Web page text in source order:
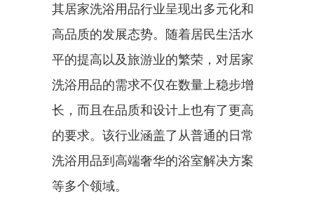
其居家洗浴用品行业呈现出多元化和
高品质的发展态势。随着居民生活水
平的提高以及旅游业的繁荣，对居家
洗浴用品的需求不仅在数量上稳步增
长，而且在品质和设计上也有了更高
的要求。该行业涵盖了从普通的日常
洗浴用品到高端奢华的浴室解决方案
等多个领域。